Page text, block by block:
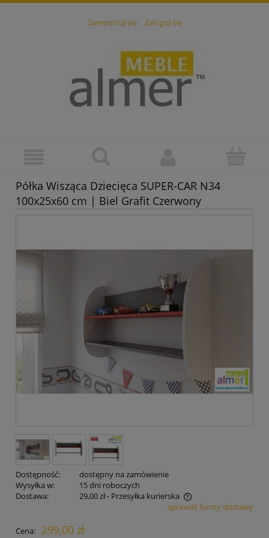
Zarejestruj się Zaloguj się
Półka Wisząca Dziecięca SUPER-CAR N34
100x25x60 cm | Biel Grafit Czerwony
Dostępność:
dostępny na zamówienie
Wysyłka w:
15 dni roboczych
Dostawa:
29,00 zł- Przesyłka kurierska
Cena nie zawiera ewentualnych kosztów płatnościsprawdź formy dostawy
Cena: 299,00 zł